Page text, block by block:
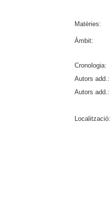
Matèries:
Àmbit:
Cronologia:
Autors add.:
Autors add.:
Localització: